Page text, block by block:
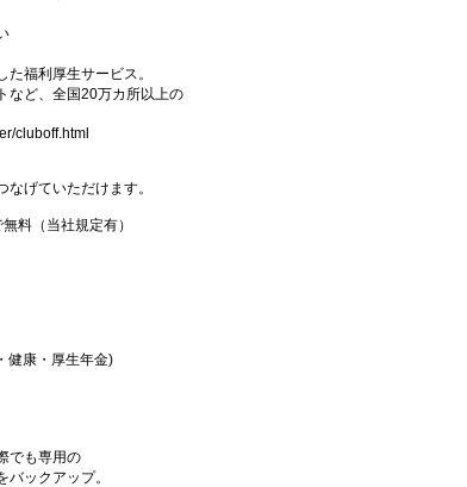
福利厚生サービス。
など、全国20万カ所以上の
cluboff.html
げていただけます。
（当社規定有）
健康・厚生年金)
でも専用の
ックアップ。